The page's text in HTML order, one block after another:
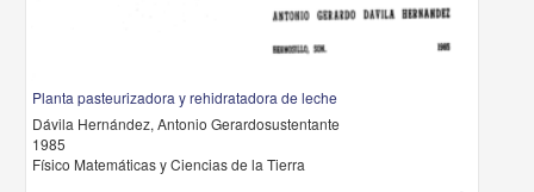
Planta pasteurizadora y rehidratadora de leche
Dávila Hernández, Antonio Gerardosustentante
1985
Físico Matemáticas y Ciencias de la Tierra